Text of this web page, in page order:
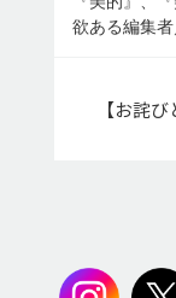
欲ある編集
【お詫び